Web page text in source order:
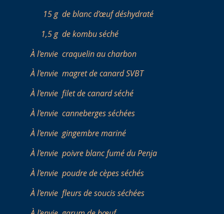
15 g de blanc d’œuf déshydraté
1,5 g de kombu séché
À l'envie craquelin au charbon
À l'envie magret de canard SVBT
À l'envie filet de canard séché
À l'envie canneberges séchées
À l'envie gingembre mariné
À l'envie poivre blanc fumé du Penja
À l'envie poudre de cèpes séchés
À l'envie fleurs de soucis séchées